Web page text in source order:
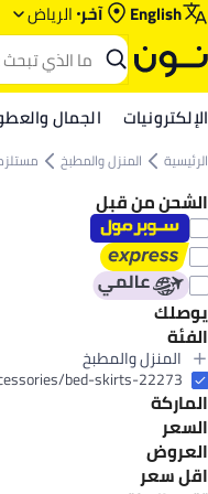
English آخر الرياض‎‎
الإلكترونيات الجمال
الرئيسية المنزل والمطبخ
الشحن من قبل
يوصلك
اليوم
الفئة
المنزل والمطبخ
الكل المنزل والمطبخ
مستلزمات السرير
الكل مستلزمات السرير
إكسسوارات مستلزمات الفراش
الكل إكسسوارات مستلزمات
أغطية الأسرّة الجانبية
الماركة
سليب ويل
Generic
السعر
العروض
عرض
اقل سعر